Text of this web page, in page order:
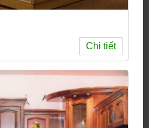
Chi tiết